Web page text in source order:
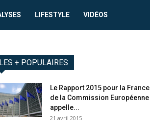
LIFESTYLE VIDÉOS
+ POPULAIRES
Le Rapport 2015 pour la France
de la Commission Européenne
appelle...
21 avril 2015